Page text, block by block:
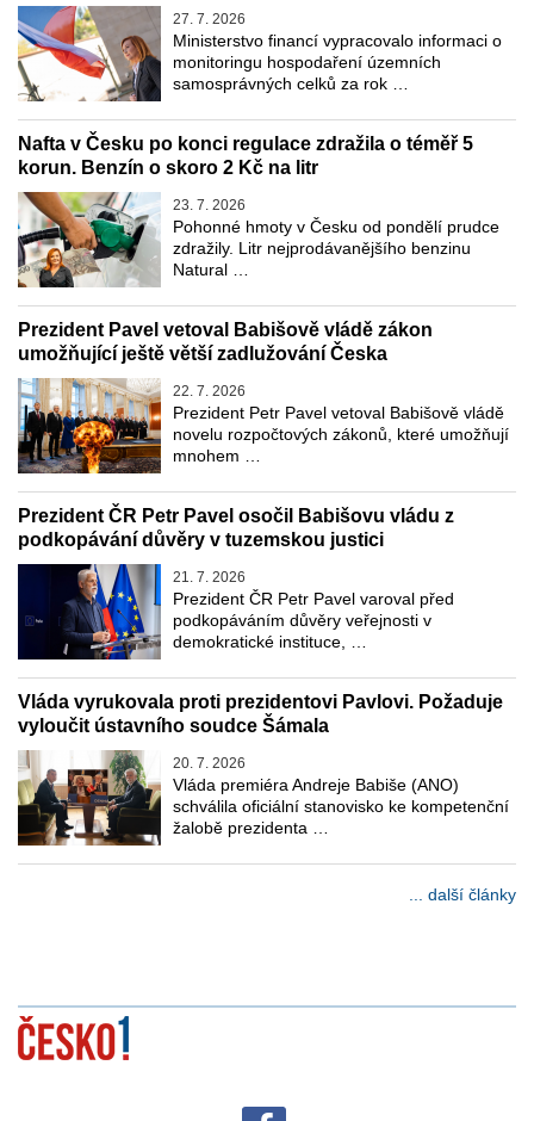
27. 7. 2026
Ministerstvo financí vypracovalo informaci o
monitoringu hospodaření územních
samosprávných celků za rok …
Nafta v Česku po konci regulace zdražila o téměř 5
korun. Benzín o skoro 2 Kč na litr
23. 7. 2026
Pohonné hmoty v Česku od pondělí prudce
zdražily. Litr nejprodávanějšího benzinu
Natural …
Prezident Pavel vetoval Babišově vládě zákon
umožňující ještě větší zadlužování Česka
22. 7. 2026
Prezident Petr Pavel vetoval Babišově vládě
novelu rozpočtových zákonů, které umožňují
mnohem …
Prezident ČR Petr Pavel osočil Babišovu vládu z
podkopávání důvěry v tuzemskou justici
21. 7. 2026
Prezident ČR Petr Pavel varoval před
podkopáváním důvěry veřejnosti v
demokratické instituce, …
Vláda vyrukovala proti prezidentovi Pavlovi. Požaduje
vyloučit ústavního soudce Šámala
20. 7. 2026
Vláda premiéra Andreje Babiše (ANO)
schválila oficiální stanovisko ke kompetenční
žalobě prezidenta …
... další články